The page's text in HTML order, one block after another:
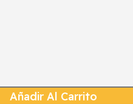
Añadir Al Carrito